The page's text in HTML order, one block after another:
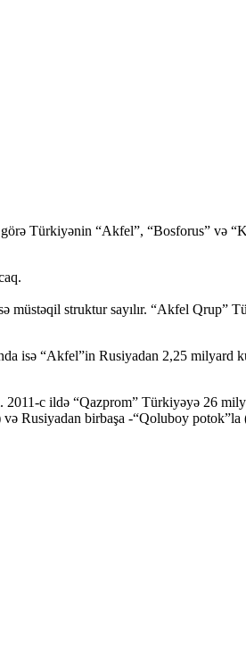
Türkiyənin “Akfel”, “Bosforus” və
müstəqil struktur sayılır. “Akfel Qrup”
isə “Akfel”in Rusiyadan 2,25 milyard
2011-c ildə “Qazprom” Türkiyəyə 26
Rusiyadan birbaşa -“Qoluboy